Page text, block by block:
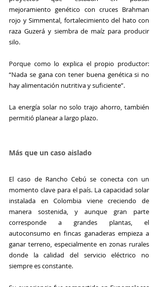
mejoramiento genético con cruces Brahman
rojo y Simmental, fortalecimiento del hato con
raza Guzerá y siembra de maíz para producir
silo.
Porque como lo explica el propio productor:
“Nada se gana con tener buena genética si no
hay alimentación nutritiva y suficiente”.
La energía solar no solo trajo ahorro, también
permitió planear a largo plazo.
Más que un caso aislado
El caso de Rancho Cebú se conecta con un
momento clave para el país. La capacidad solar
instalada en Colombia viene creciendo de
manera sostenida, y aunque gran parte
corresponde a grandes plantas, el
autoconsumo en fincas ganaderas empieza a
ganar terreno, especialmente en zonas rurales
donde la calidad del servicio eléctrico no
siempre es constante.